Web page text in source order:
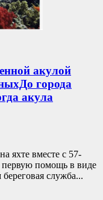
акулой
города
акула
яхте вместе с 57-
первую помощь в виде
служба...